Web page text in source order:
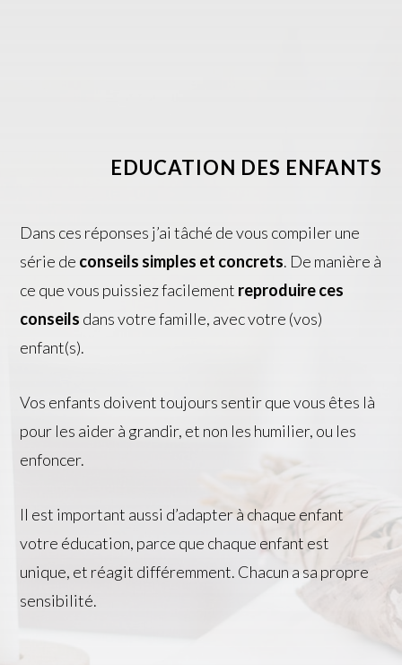
EDUCATION DES ENFANTS
Dans ces réponses j’ai tâché de vous compiler une
série de conseils simples et concrets. De manière à
ce que vous puissiez facilement reproduire ces
conseils dans votre famille, avec votre (vos)
enfant(s).
Vos enfants doivent toujours sentir que vous êtes là
pour les aider à grandir, et non les humilier, ou les
enfoncer.
Il est important aussi d’adapter à chaque enfant
votre éducation, parce que chaque enfant est
unique, et réagit différemment. Chacun a sa propre
sensibilité.